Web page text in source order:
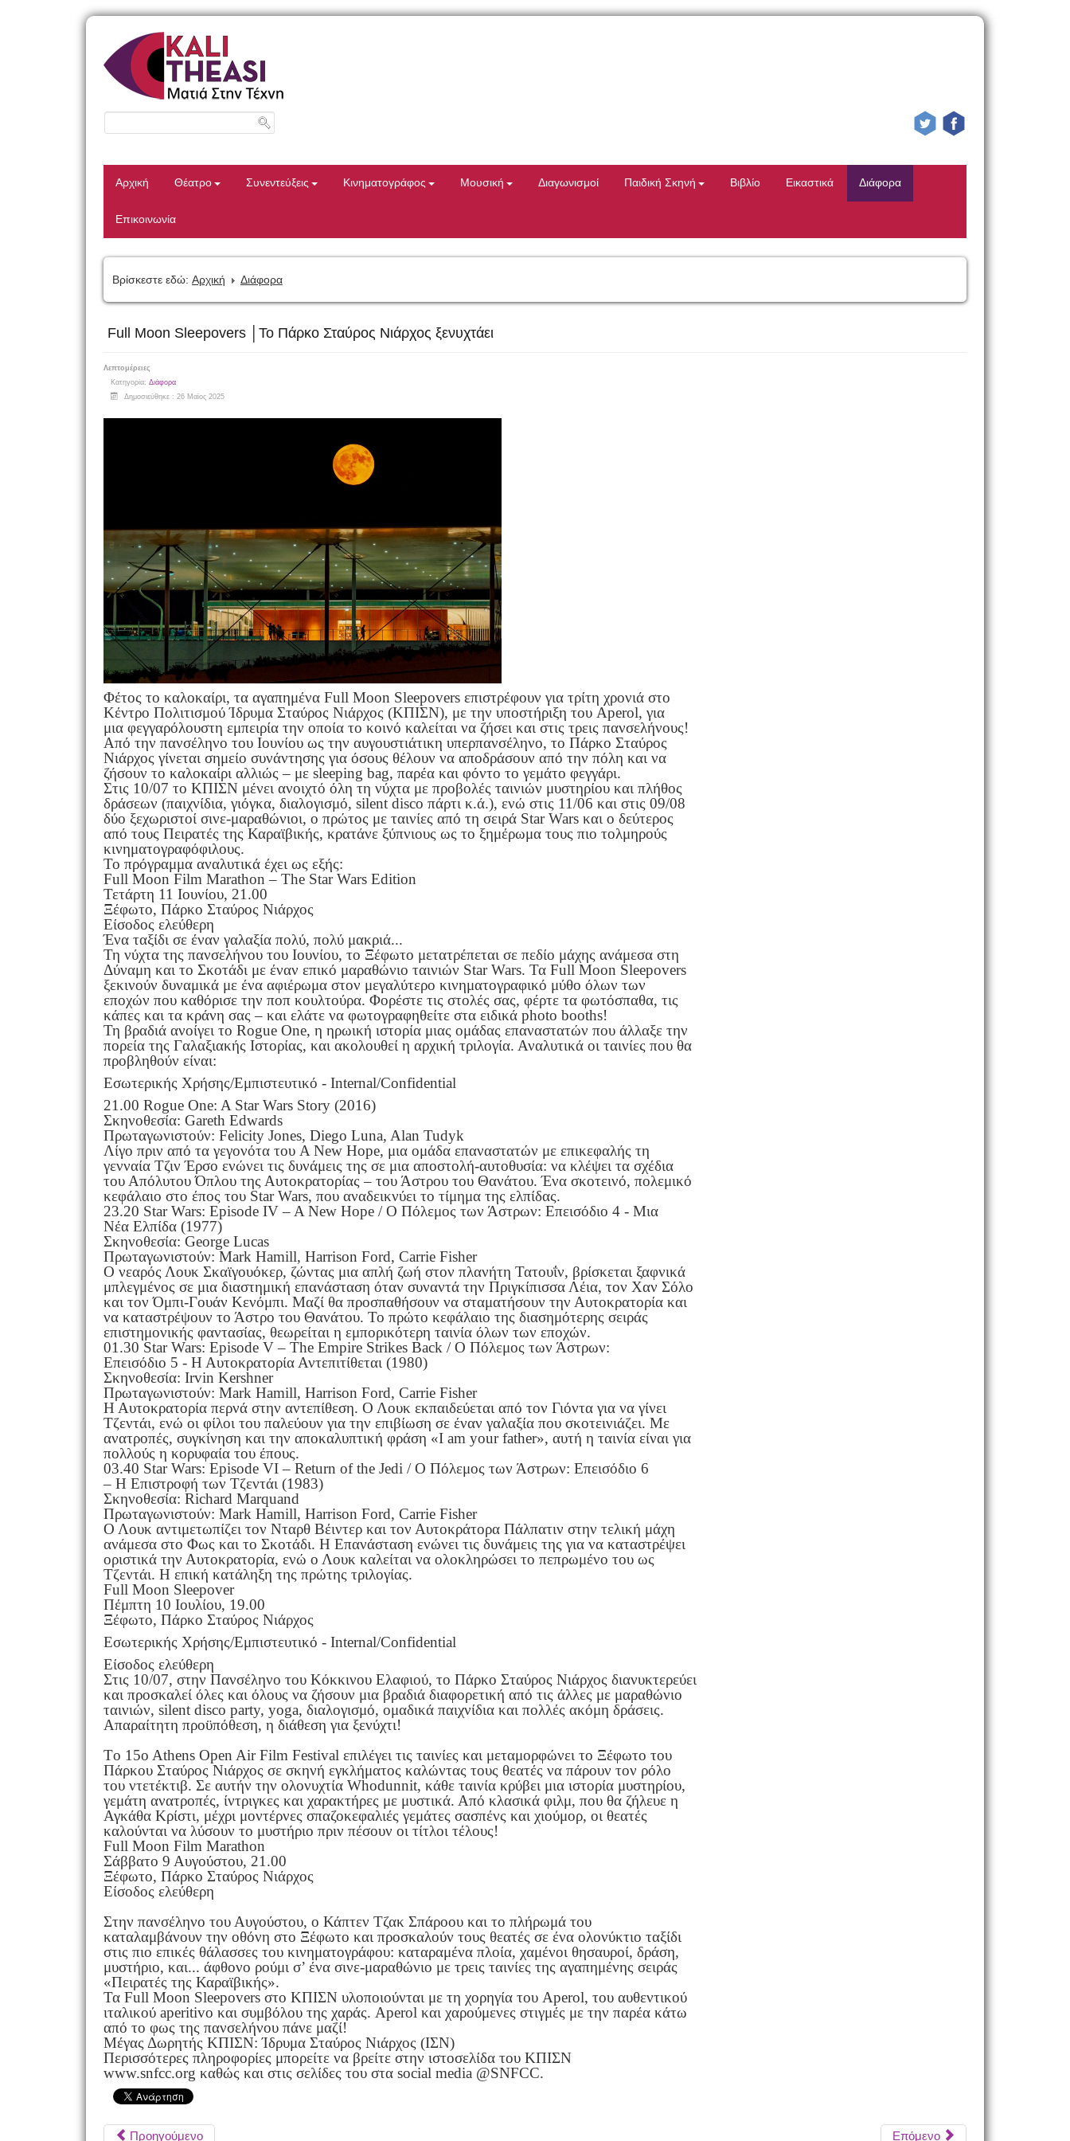
Αρχική Θέατρο Συνεντεύξεις Κινηματογράφος Μουσική Διαγωνισμοί Παιδική Σκηνή Βιβλίο Εικαστικά Διάφορα
Επικοινωνία
Βρίσκεστε εδώ: Αρχική Διάφορα
Full Moon Sleepovers │Το Πάρκο Σταύρος Νιάρχος ξενυχτάει
Λεπτομέρειες
Κατηγορία: Διάφορα
Δημοσιεύθηκε : 26 Μαϊος 2025
Φέτος το καλοκαίρι, τα αγαπημένα Full Moon Sleepovers επιστρέφουν για τρίτη χρονιά στο
Κέντρο Πολιτισμού Ίδρυμα Σταύρος Νιάρχος (ΚΠΙΣΝ), με την υποστήριξη του Aperol, για
μια φεγγαρόλουστη εμπειρία την οποία το κοινό καλείται να ζήσει και στις τρεις πανσελήνους!
Από την πανσέληνο του Ιουνίου ως την αυγουστιάτικη υπερπανσέληνο, το Πάρκο Σταύρος
Νιάρχος γίνεται σημείο συνάντησης για όσους θέλουν να αποδράσουν από την πόλη και να
ζήσουν το καλοκαίρι αλλιώς – με sleeping bag, παρέα και φόντο το γεμάτο φεγγάρι.
Στις 10/07 το ΚΠΙΣΝ μένει ανοιχτό όλη τη νύχτα με προβολές ταινιών μυστηρίου και πλήθος
δράσεων (παιχνίδια, γιόγκα, διαλογισμό, silent disco πάρτι κ.ά.), ενώ στις 11/06 και στις 09/08
δύο ξεχωριστοί σινε-μαραθώνιοι, ο πρώτος με ταινίες από τη σειρά Star Wars και ο δεύτερος
από τους Πειρατές της Καραϊβικής, κρατάνε ξύπνιους ως το ξημέρωμα τους πιο τολμηρούς
κινηματογραφόφιλους.
Το πρόγραμμα αναλυτικά έχει ως εξής:
Full Moon Film Marathon – The Star Wars Edition
Τετάρτη 11 Ιουνίου, 21.00
Ξέφωτο, Πάρκο Σταύρος Νιάρχος
Είσοδος ελεύθερη
Ένα ταξίδι σε έναν γαλαξία πολύ, πολύ μακριά...
Τη νύχτα της πανσελήνου του Ιουνίου, το Ξέφωτο μετατρέπεται σε πεδίο μάχης ανάμεσα στη
Δύναμη και το Σκοτάδι με έναν επικό μαραθώνιο ταινιών Star Wars. Τα Full Moon Sleepovers
ξεκινούν δυναμικά με ένα αφιέρωμα στον μεγαλύτερο κινηματογραφικό μύθο όλων των
εποχών που καθόρισε την ποπ κουλτούρα. Φορέστε τις στολές σας, φέρτε τα φωτόσπαθα, τις
κάπες και τα κράνη σας – και ελάτε να φωτογραφηθείτε στα ειδικά photo booths!
Τη βραδιά ανοίγει το Rogue One, η ηρωική ιστορία μιας ομάδας επαναστατών που άλλαξε την
πορεία της Γαλαξιακής Ιστορίας, και ακολουθεί η αρχική τριλογία. Αναλυτικά οι ταινίες που θα
προβληθούν είναι:
Εσωτερικής Χρήσης/Εμπιστευτικό - Internal/Confidential
21.00 Rogue One: A Star Wars Story (2016)
Σκηνοθεσία: Gareth Edwards
Πρωταγωνιστούν: Felicity Jones, Diego Luna, Alan Tudyk
Λίγο πριν από τα γεγονότα του A New Hope, μια ομάδα επαναστατών με επικεφαλής τη
γενναία Τζιν Έρσο ενώνει τις δυνάμεις της σε μια αποστολή-αυτοθυσία: να κλέψει τα σχέδια
του Απόλυτου Όπλου της Αυτοκρατορίας – του Άστρου του Θανάτου. Ένα σκοτεινό, πολεμικό
κεφάλαιο στο έπος του Star Wars, που αναδεικνύει το τίμημα της ελπίδας.
23.20 Star Wars: Episode IV – A New Hope / Ο Πόλεμος των Άστρων: Επεισόδιο 4 - Μια
Νέα Ελπίδα (1977)
Σκηνοθεσία: George Lucas
Πρωταγωνιστούν: Mark Hamill, Harrison Ford, Carrie Fisher
Ο νεαρός Λουκ Σκαϊγουόκερ, ζώντας μια απλή ζωή στον πλανήτη Τατουΐν, βρίσκεται ξαφνικά
μπλεγμένος σε μια διαστημική επανάσταση όταν συναντά την Πριγκίπισσα Λέια, τον Χαν Σόλο
και τον Όμπι-Γουάν Κενόμπι. Μαζί θα προσπαθήσουν να σταματήσουν την Αυτοκρατορία και
να καταστρέψουν το Άστρο του Θανάτου. Το πρώτο κεφάλαιο της διασημότερης σειράς
επιστημονικής φαντασίας, θεωρείται η εμπορικότερη ταινία όλων των εποχών.
01.30 Star Wars: Episode V – The Empire Strikes Back / Ο Πόλεμος των Άστρων:
Επεισόδιο 5 - Η Αυτοκρατορία Αντεπιτίθεται (1980)
Σκηνοθεσία: Irvin Kershner
Πρωταγωνιστούν: Mark Hamill, Harrison Ford, Carrie Fisher
Η Αυτοκρατορία περνά στην αντεπίθεση. Ο Λουκ εκπαιδεύεται από τον Γιόντα για να γίνει
Τζεντάι, ενώ οι φίλοι του παλεύουν για την επιβίωση σε έναν γαλαξία που σκοτεινιάζει. Με
ανατροπές, συγκίνηση και την αποκαλυπτική φράση «I am your father», αυτή η ταινία είναι για
πολλούς η κορυφαία του έπους.
03.40 Star Wars: Episode VI – Return of the Jedi / Ο Πόλεμος των Άστρων: Επεισόδιο 6
– Η Επιστροφή των Τζεντάι (1983)
Σκηνοθεσία: Richard Marquand
Πρωταγωνιστούν: Mark Hamill, Harrison Ford, Carrie Fisher
Ο Λουκ αντιμετωπίζει τον Νταρθ Βέιντερ και τον Αυτοκράτορα Πάλπατιν στην τελική μάχη
ανάμεσα στο Φως και το Σκοτάδι. Η Επανάσταση ενώνει τις δυνάμεις της για να καταστρέψει
οριστικά την Αυτοκρατορία, ενώ ο Λουκ καλείται να ολοκληρώσει το πεπρωμένο του ως
Τζεντάι. Η επική κατάληξη της πρώτης τριλογίας.
Full Moon Sleepover
Πέμπτη 10 Ιουλίου, 19.00
Ξέφωτο, Πάρκο Σταύρος Νιάρχος
Εσωτερικής Χρήσης/Εμπιστευτικό - Internal/Confidential
Είσοδος ελεύθερη
Στις 10/07, στην Πανσέληνο του Κόκκινου Ελαφιού, το Πάρκο Σταύρος Νιάρχος διανυκτερεύει
και προσκαλεί όλες και όλους να ζήσουν μια βραδιά διαφορετική από τις άλλες με μαραθώνιο
ταινιών, silent disco party, yoga, διαλογισμό, ομαδικά παιχνίδια και πολλές ακόμη δράσεις.
Απαραίτητη προϋπόθεση, η διάθεση για ξενύχτι!
Tο 15o Athens Open Air Film Festival επιλέγει τις ταινίες και μεταμορφώνει το Ξέφωτο του
Πάρκου Σταύρος Νιάρχος σε σκηνή εγκλήματος καλώντας τους θεατές να πάρουν τον ρόλο
του ντετέκτιβ. Σε αυτήν την ολονυχτία Whodunnit, κάθε ταινία κρύβει μια ιστορία μυστηρίου,
γεμάτη ανατροπές, ίντριγκες και χαρακτήρες με μυστικά. Από κλασικά φιλμ, που θα ζήλευε η
Αγκάθα Κρίστι, μέχρι μοντέρνες σπαζοκεφαλιές γεμάτες σασπένς και χιούμορ, οι θεατές
καλούνται να λύσουν το μυστήριο πριν πέσουν οι τίτλοι τέλους!
Full Moon Film Marathon
Σάββατο 9 Αυγούστου, 21.00
Ξέφωτο, Πάρκο Σταύρος Νιάρχος
Είσοδος ελεύθερη
Στην πανσέληνο του Αυγούστου, ο Κάπτεν Τζακ Σπάροου και το πλήρωμά του
καταλαμβάνουν την οθόνη στο Ξέφωτο και προσκαλούν τους θεατές σε ένα ολονύκτιο ταξίδι
στις πιο επικές θάλασσες του κινηματογράφου: καταραμένα πλοία, χαμένοι θησαυροί, δράση,
μυστήριο, και... άφθονο ρούμι σ’ ένα σινε-μαραθώνιο με τρεις ταινίες της αγαπημένης σειράς
«Πειρατές της Καραϊβικής».
Τα Full Moon Sleepovers στο ΚΠΙΣΝ υλοποιούνται με τη χορηγία του Aperol, του αυθεντικού
ιταλικού aperitivo και συμβόλου της χαράς. Aperol και χαρούμενες στιγμές με την παρέα κάτω
από το φως της πανσελήνου πάνε μαζί!
Μέγας Δωρητής ΚΠΙΣΝ: Ίδρυμα Σταύρος Νιάρχος (ΙΣΝ)
Περισσότερες πληροφορίες μπορείτε να βρείτε στην ιστοσελίδα του ΚΠΙΣN
www.snfcc.org καθώς και στις σελίδες του στα social media @SNFCC.
Προηγούμενο Επόμενο